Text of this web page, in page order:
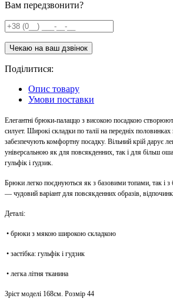
Вам передзвонити?
Поділитися:
Опис товару
Умови поставки
Елегантні брюки-палаццо з високою посадкою
силует. Широкі складки по талії на передніх
забезпечують комфортну посадку. Вільний крій дарує
універсальною як для повсякденних, так і для більш
гульфік і ґудзик.
Брюки легко поєднуються як з базовими топами, так і
— чудовий варіант для повсякденних образів,
Деталі:
• брюки з мякою широкою складкою
• застібка: гульфік і гудзик
• легка літня тканина
Зріст моделі 168см. Розмір 44